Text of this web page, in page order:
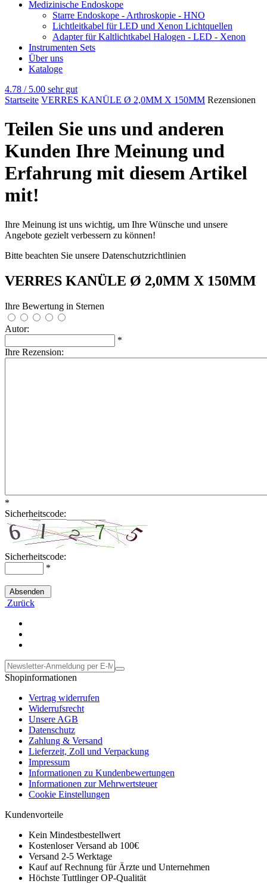
Medizinische Endoskope
Starre Endoskope - Arthroskopie - HNO
Lichtleitkabel für LED und Xenon Lichtquellen
Adapter für Kaltlichtkabel Halogen - LED - Xenon
Instrumenten Sets
Über uns
Kataloge
4.78 / 5.00 sehr gut
Startseite VERRES KANÜLE Ø 2,0MM X 150MM Rezensionen
Teilen Sie uns und anderen
Kunden Ihre Meinung und
Erfahrung mit diesem Artikel
mit!
Ihre Meinung ist uns wichtig, um Ihre Wünsche und unsere
Angebote gezielt verbessern zu können!
Bitte beachten Sie unsere Datenschutzrichtlinien
VERRES KANÜLE Ø 2,0MM X 150MM
Ihre Bewertung in Sternen
Autor:
*
Ihre Rezension:
*
Sicherheitscode:
Sicherheitscode:
*
Absenden
Zurück
Shopinformationen
Vertrag widerrufen
Widerrufsrecht
Unsere AGB
Datenschutz
Zahlung & Versand
Lieferzeit, Zoll und Verpackung
Impressum
Informationen zu Kundenbewertungen
Informationen zur Mehrwertsteuer
Cookie Einstellungen
Kundenvorteile
Kein Mindestbestellwert
Kostenloser Versand ab 100€
Versand 2-5 Werktage
Kauf auf Rechnung für Ärzte und Unternehmen
Höchste Tuttlinger OP-Qualität